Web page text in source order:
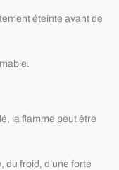
éteinte avant de
la flamme peut être
du froid, d’une forte